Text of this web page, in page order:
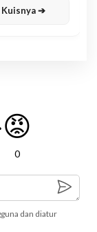
➔
😡
0
dan diatur